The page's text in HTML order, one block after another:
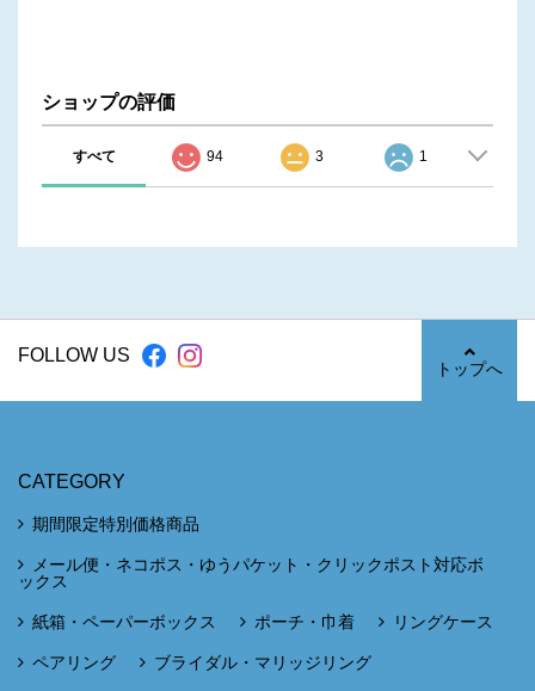
ショップの評価
すべて 94 3 1
FOLLOW US
トップへ
CATEGORY
期間限定特別価格商品
メール便・ネコポス・ゆうパケット・クリックポスト対応ボ
ックス
紙箱・ペーパーボックス ポーチ・巾着 リングケース
ペアリング ブライダル・マリッジリング